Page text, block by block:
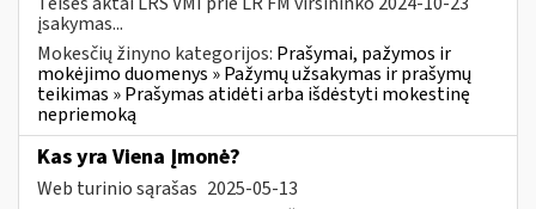
įsakymas...
Mokesčių žinyno kategorijos: Prašymai, pažymos ir
mokėjimo duomenys » Pažymų užsakymas ir prašymų
teikimas » Prašymas atidėti arba išdėstyti mokestinę
nepriemoką
Kas yra Viena Įmonė?
Web turinio sąrašas 2025-05-13